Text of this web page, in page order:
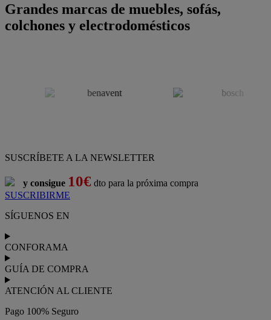
Grandes marcas de muebles, sofás,
colchones y electrodomésticos
SUSCRÍBETE A LA NEWSLETTER
y consigue 10€ dto para la próxima compra
SUSCRIBIRME
SÍGUENOS EN
CONFORAMA
GUÍA DE COMPRA
ATENCIÓN AL CLIENTE
Pago 100% Seguro